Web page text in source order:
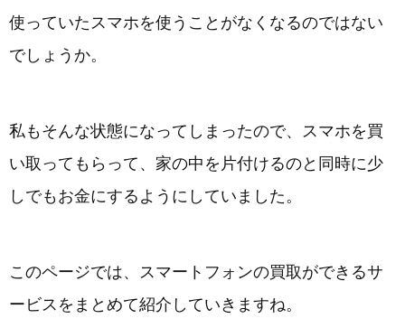
使っていたスマホを使うことがなくなるのではない
でしょうか。
私もそんな状態になってしまったので、スマホを買
い取ってもらって、家の中を片付けるのと同時に少
しでもお金にするようにしていました。
このページでは、スマートフォンの買取ができるサ
ービスをまとめて紹介していきますね。